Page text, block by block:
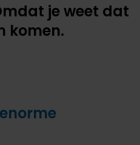
je weet dat
komen.